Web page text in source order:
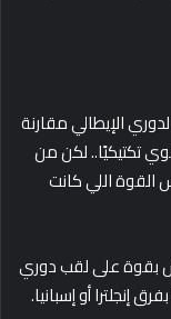
الإيطالي مقارنة
تكتيكيًا.. لكن من
القوة اللي كانت
بقوة على لقب دوري
إنجلترا أو إسبانيا.